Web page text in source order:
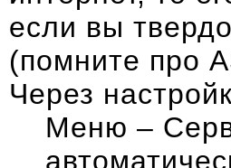
если вы
(помните про
Через
Меню –